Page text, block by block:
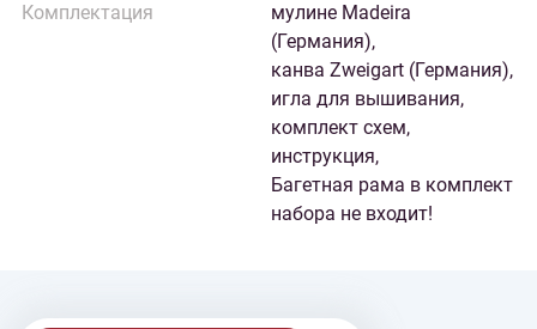
Комплектация
мулине Madeira
(Германия),
канва Zweigart (Германия),
игла для вышивания,
комплект схем,
инструкция,
Багетная рама в комплект
набора не входит!